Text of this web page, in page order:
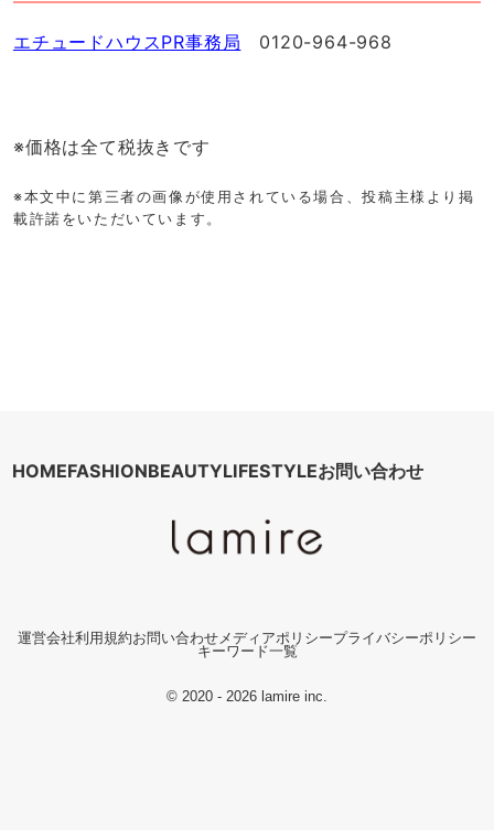
エチュードハウスPR事務局 0120-964-968
※価格は全て税抜きです
※本文中に第三者の画像が使用されている場合、投稿主様より掲
載許諾をいただいています。
HOMEFASHIONBEAUTYLIFESTYLEお問い合わせ
運営会社利用規約お問い合わせ メディアポリシープライバシーポリシー
キーワード一覧
© 2020 - 2026 lamire inc.